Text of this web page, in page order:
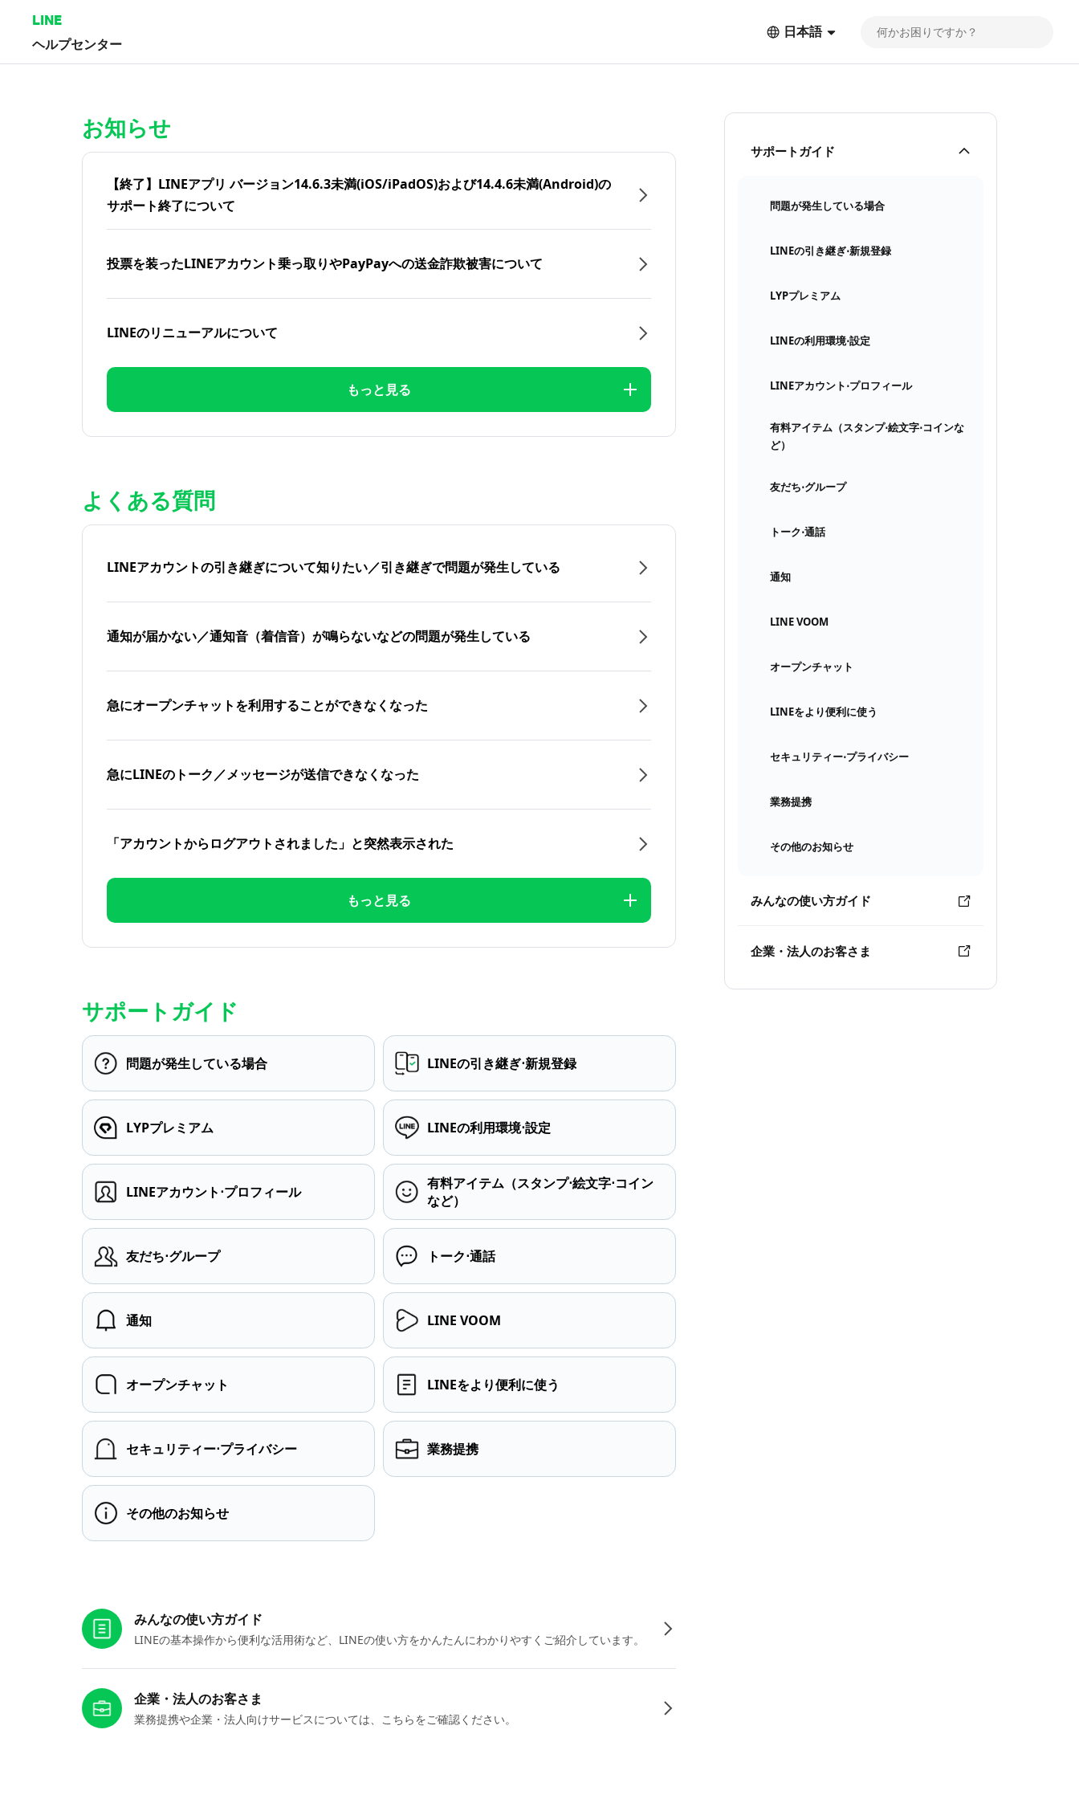
LINE
ヘルプセンター
日本語
サポートガイド
問題が発生している場合
LINEの引き継ぎ⋅新規登録
LYPプレミアム
LINEの利用環境⋅設定
LINEアカウント⋅プロフィール
有料アイテム（スタンプ⋅絵文字⋅コインな
ど）
友だち⋅グループ
トーク⋅通話
通知
LINE VOOM
オープンチャット
LINEをより便利に使う
セキュリティー⋅プライバシー
業務提携
その他のお知らせ
みんなの使い方ガイド
企業・法人のお客さま
お知らせ
【終了】LINEアプリ バージョン14.6.3未満(iOS/iPadOS)および14.4.6未満(Android)の
サポート終了について
投票を装ったLINEアカウント乗っ取りやPayPayへの送金詐欺被害について
LINEのリニューアルについて
もっと見る
よくある質問
LINEアカウントの引き継ぎについて知りたい／引き継ぎで問題が発生している
通知が届かない／通知音（着信音）が鳴らないなどの問題が発生している
急にオープンチャットを利用することができなくなった
急にLINEのトーク／メッセージが送信できなくなった
「アカウントからログアウトされました」と突然表示された
もっと見る
サポートガイド
問題が発生している場合 LINEの引き継ぎ⋅新規登録
LYPプレミアム LINEの利用環境⋅設定
LINEアカウント⋅プロフィール
有料アイテム（スタンプ⋅絵文字⋅コイン
など）
友だち⋅グループ トーク⋅通話
通知 LINE VOOM
オープンチャット LINEをより便利に使う
セキュリティー⋅プライバシー 業務提携
その他のお知らせ
みんなの使い方ガイド
LINEの基本操作から便利な活用術など、LINEの使い方をかんたんにわかりやすくご紹介しています。
企業・法人のお客さま
業務提携や企業・法人向けサービスについては、こちらをご確認ください。